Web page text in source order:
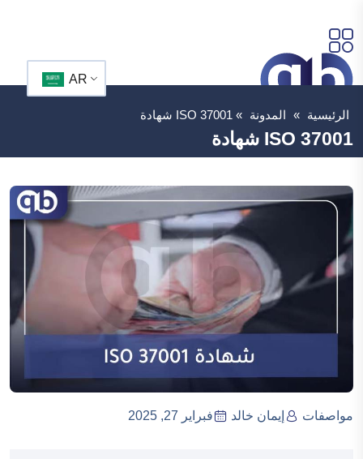
AR
الرئيسية » المدونة » ISO 37001 شهادة
ISO 37001 شهادة
مواصفات إيمان خالد فبراير 27, 2025